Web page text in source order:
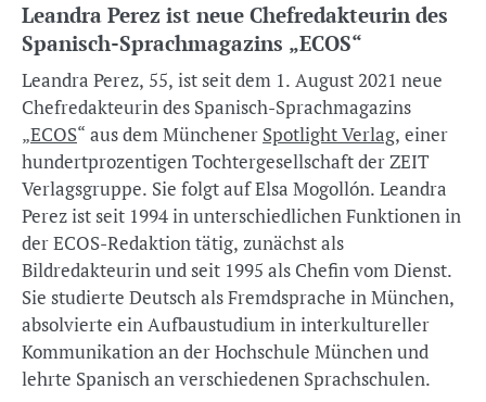
Leandra Perez ist neue Chefredakteurin des
Spanisch-Sprachmagazins „ECOS“
Leandra Perez, 55, ist seit dem 1. August 2021 neue
Chefredakteurin des Spanisch-Sprachmagazins
„ECOS“ aus dem Münchener Spotlight Verlag, einer
hundertprozentigen Tochtergesellschaft der ZEIT
Verlagsgruppe. Sie folgt auf Elsa Mogollón. Leandra
Perez ist seit 1994 in unterschiedlichen Funktionen in
der ECOS-Redaktion tätig, zunächst als
Bildredakteurin und seit 1995 als Chefin vom Dienst.
Sie studierte Deutsch als Fremdsprache in München,
absolvierte ein Aufbaustudium in interkultureller
Kommunikation an der Hochschule München und
lehrte Spanisch an verschiedenen Sprachschulen.